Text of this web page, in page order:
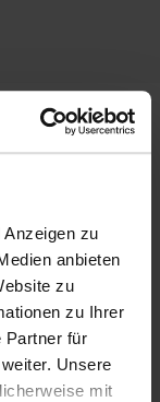
zu
anbieten
zu
zu Ihrer
Partner für
Unsere
mit
Duchess-Serie.
Ausstrahlung
St...
Change color